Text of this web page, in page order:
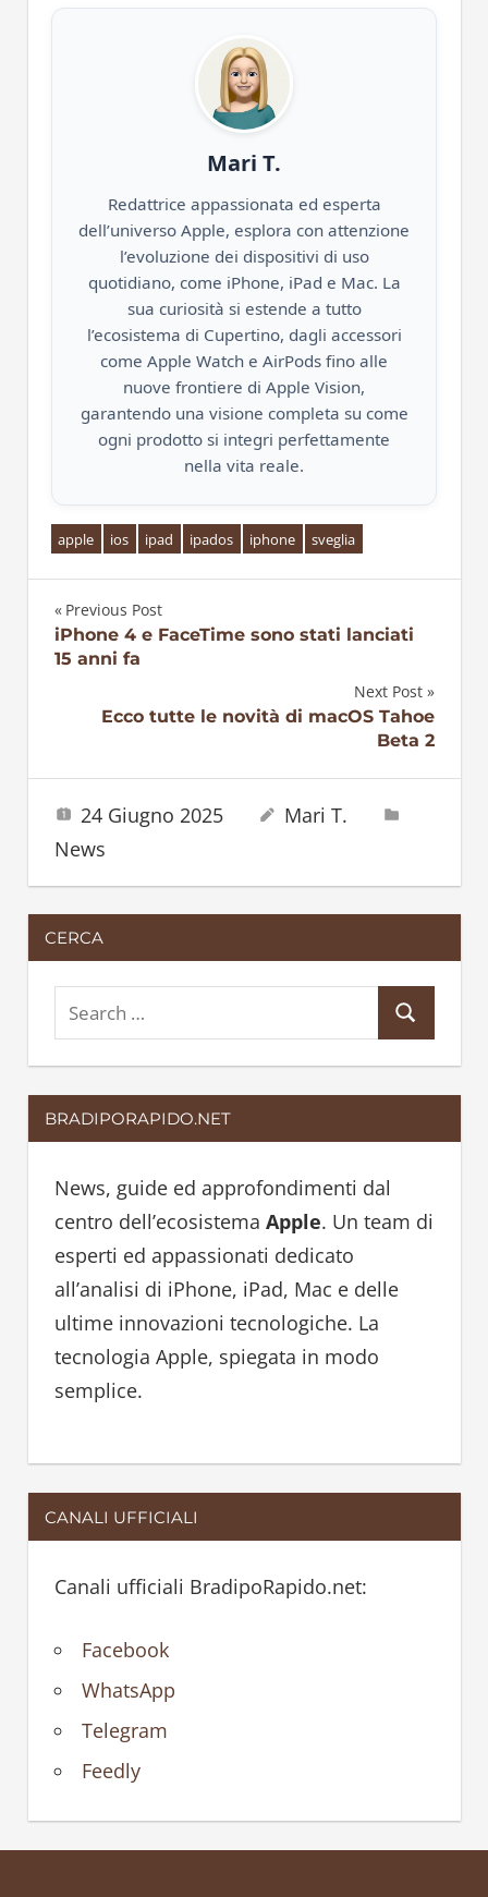
Mari T.
Redattrice appassionata ed esperta
dell’universo Apple, esplora con attenzione
l’evoluzione dei dispositivi di uso
quotidiano, come iPhone, iPad e Mac. La
sua curiosità si estende a tutto
l’ecosistema di Cupertino, dagli accessori
come Apple Watch e AirPods fino alle
nuove frontiere di Apple Vision,
garantendo una visione completa su come
ogni prodotto si integri perfettamente
nella vita reale.
apple ios ipad ipados iphone sveglia
Navigazione
Previous Post
iPhone 4 e FaceTime sono stati lanciati
15 anni fa
Next Post
Ecco tutte le novità di macOS Tahoe
Beta 2
24 Giugno 2025
Mari T.
News
CERCA
e
a
r
c
e
a
BRADIPORAPIDO.NET
News, guide ed approfondimenti dal
centro dell’ecosistema Apple. Un team di
esperti ed appassionati dedicato
all’analisi di iPhone, iPad, Mac e delle
ultime innovazioni tecnologiche. La
tecnologia Apple, spiegata in modo
semplice.
CANALI UFFICIALI
Canali ufficiali BradipoRapido.net:
Facebook
WhatsApp
Telegram
Feedly